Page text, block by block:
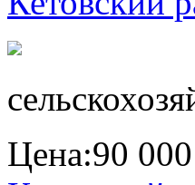
Цена:90 000